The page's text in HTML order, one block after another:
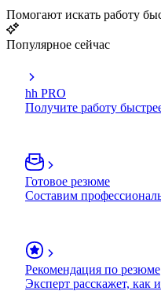
Помогают искать работу
Популярное сейчас
hh PRO
Получите работу
Готовое резюме
Составим
Рекомендация по резюме
Эксперт расскажет, как